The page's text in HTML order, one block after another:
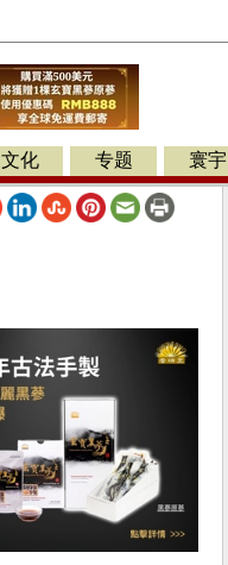
文化 专题 寰宇